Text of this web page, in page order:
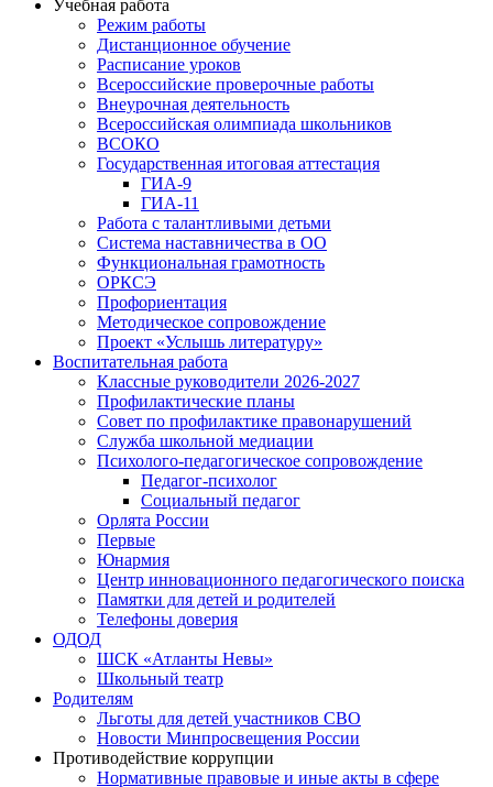
Учебная работа
Режим работы
Дистанционное обучение
Расписание уроков
Всероссийские проверочные работы
Внеурочная деятельность
Всероссийская олимпиада школьников
ВСОКО
Государственная итоговая аттестация
ГИА-9
ГИА-11
Работа с талантливыми детьми
Система наставничества в ОО
Функциональная грамотность
ОРКСЭ
Профориентация
Методическое сопровождение
Проект «Услышь литературу»
Воспитательная работа
Классные руководители 2026-2027
Профилактические планы
Совет по профилактике правонарушений
Служба школьной медиации
Психолого-педагогическое сопровождение
Педагог-психолог
Социальный педагог
Орлята России
Первые
Юнармия
Центр инновационного педагогического поиска
Памятки для детей и родителей
Телефоны доверия
ОДОД
ШСК «Атланты Невы»
Школьный театр
Родителям
Льготы для детей участников СВО
Новости Минпросвещения России
Противодействие коррупции
Нормативные правовые и иные акты в сфере